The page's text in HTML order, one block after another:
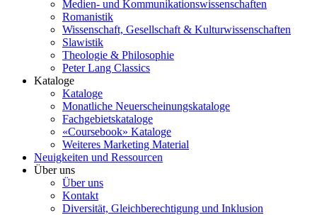
Medien- und Kommunikationswissenschaften
Romanistik
Wissenschaft, Gesellschaft & Kulturwissenschaften
Slawistik
Theologie & Philosophie
Peter Lang Classics
Kataloge
Kataloge
Monatliche Neuerscheinungskataloge
Fachgebietskataloge
«Coursebook» Kataloge
Weiteres Marketing Material
Neuigkeiten und Ressourcen
Über uns
Über uns
Kontakt
Diversität, Gleichberechtigung und Inklusion